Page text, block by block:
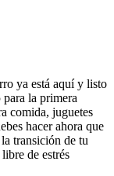
ya está aquí y listo
para la primera
comida, juguetes
hacer ahora que
transición de tu
de estrés